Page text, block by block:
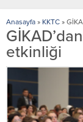
Anasayfa » KKTC »
etkinliği